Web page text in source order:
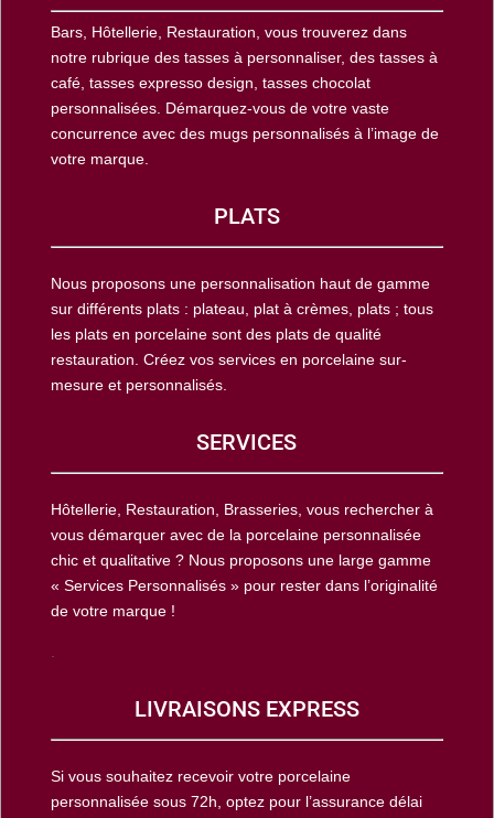
Bars, Hôtellerie, Restauration, vous trouverez dans
notre rubrique des tasses à personnaliser, des tasses à
café, tasses expresso design, tasses chocolat
personnalisées. Démarquez-vous de votre vaste
concurrence avec des mugs personnalisés à l’image de
votre marque.
PLATS
Nous proposons une personnalisation haut de gamme
sur différents plats : plateau, plat à crèmes, plats ; tous
les plats en porcelaine sont des plats de qualité
restauration. Créez vos services en porcelaine sur-
mesure et personnalisés.
SERVICES
Hôtellerie, Restauration, Brasseries, vous rechercher à
vous démarquer avec de la porcelaine personnalisée
chic et qualitative ? Nous proposons une large gamme
« Services Personnalisés » pour rester dans l’originalité
de votre marque !
LIVRAISONS EXPRESS
Si vous souhaitez recevoir votre porcelaine
personnalisée sous 72h, optez pour l’assurance délai